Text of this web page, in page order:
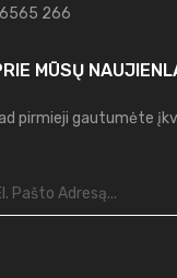
266
MŪSŲ
pirmieji gautumėte